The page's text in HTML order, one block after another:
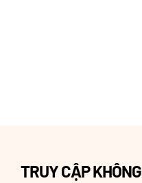
TRUY CẬP KHÔNG